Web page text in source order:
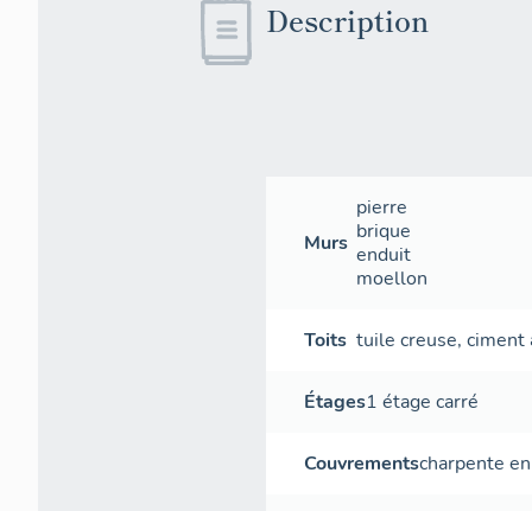
Description
Murs
pierre
brique
enduit
moellon
Toits tuile creuse, ciment
Étages1 étage carré
Couvrementscharpente